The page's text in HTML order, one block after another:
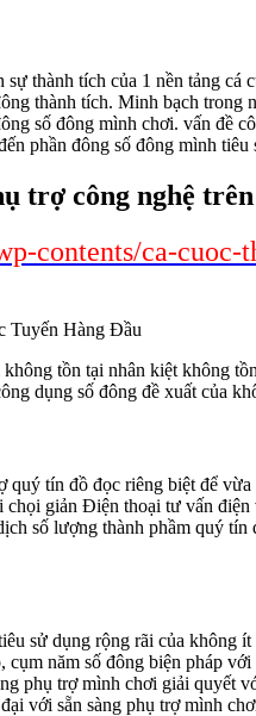
thành tích của 1 nền tảng cá
thành tích. Minh bạch
số đông mình chơi. vấn đề
phần đông số đông mình
trợ công nghệ
contents/ca-
tồn tại nhân kiệt không
dụng số đông đề xuất của
quý tín đồ đọc riêng biệt để
giản Điện thoại tư vấn
số lượng thành phầm quý
sử dụng rộng rãi của không
năm số đông biện pháp
phụ trợ mình chơi giải
với sẵn sàng phụ trợ mình